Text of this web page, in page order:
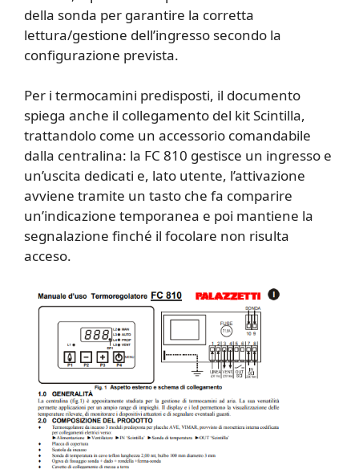
della sonda per garantire la corretta
lettura/gestione dell’ingresso secondo la
configurazione prevista.
Per i termocamini predisposti, il documento
spiega anche il collegamento del kit Scintilla,
trattandolo come un accessorio comandabile
dalla centralina: la FC 810 gestisce un ingresso e
un’uscita dedicati e, lato utente, l’attivazione
avviene tramite un tasto che fa comparire
un’indicazione temporanea e poi mantiene la
segnalazione finché il focolare non risulta
acceso.